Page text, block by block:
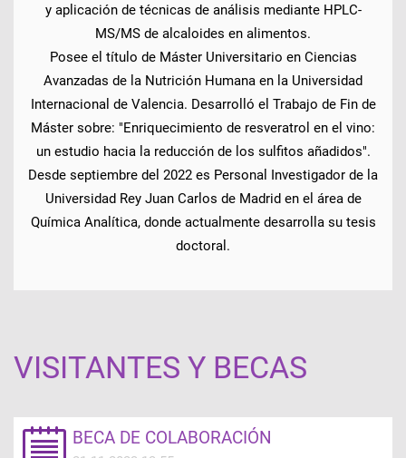
y aplicación de técnicas de análisis mediante HPLC-
MS/MS de alcaloides en alimentos.
Posee el título de Máster Universitario en Ciencias
Avanzadas de la Nutrición Humana en la Universidad
Internacional de Valencia. Desarrolló el Trabajo de Fin de
Máster sobre: "Enriquecimiento de resveratrol en el vino:
un estudio hacia la reducción de los sulfitos añadidos".
Desde septiembre del 2022 es Personal Investigador de la
Universidad Rey Juan Carlos de Madrid en el área de
Química Analítica, donde actualmente desarrolla su tesis
doctoral.
VISITANTES Y BECAS
BECA DE COLABORACIÓN